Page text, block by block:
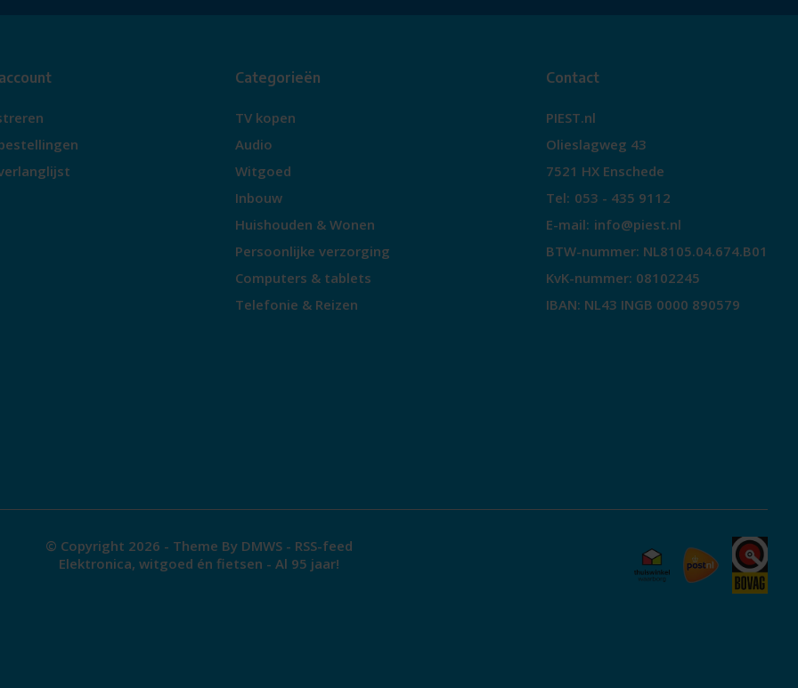
Categorieën
TV kopen
Audio
Witgoed
Inbouw
Huishouden & Wonen
Persoonlijke verzorging
Computers & tablets
Telefonie & Reizen
Contact
PIEST.nl
Olieslagweg 43
7521 HX Enschede
Tel: 053 - 435 9112
E-mail: info@piest.nl
BTW-nummer: NL8105.04.674.B01
KvK-nummer: 08102245
IBAN: NL43 INGB 0000 890579
© Copyright 2026 - Theme By DMWS - RSS-feed
Elektronica, witgoed én fietsen - Al 95 jaar!